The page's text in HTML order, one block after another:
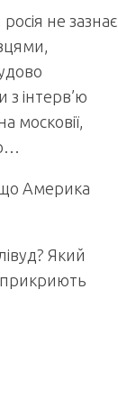
не зазнає
з інтерв’ю
московії,
що Америка
Який
прикриють